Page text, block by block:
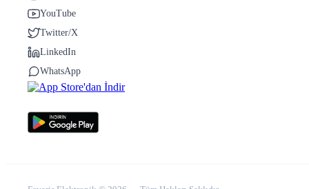
YouTube
Twitter/X
LinkedIn
WhatsApp